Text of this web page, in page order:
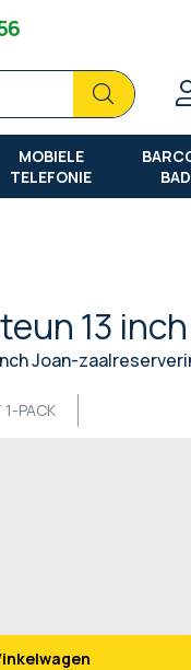
Zoek
Zoek
MOBIELE
TELEFONIE
13 inch
Joan-
PACK